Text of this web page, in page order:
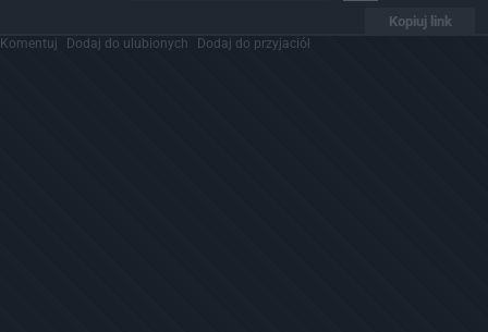
Kopiuj link
Komentuj Dodaj do ulubionych Dodaj do przyjaciół